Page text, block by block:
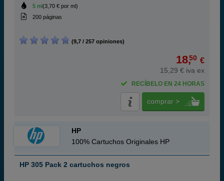
5 ml(3,70 € por ml)
200 páginas
(9,7 / 257 opiniones)
18,50 €
15,29 € iva ex
RECÍBELO EN 24 HORAS
comprar >
HP
100% Cartuchos Originales HP
HP 305 Pack 2 cartuchos negros